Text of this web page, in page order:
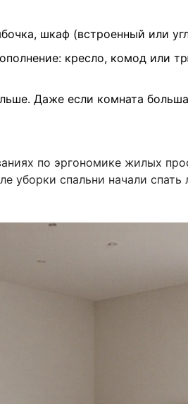
шкаф (встроенный или
кресло, комод или
Даже если комната
по эргономике жилых
уборки спальни начали